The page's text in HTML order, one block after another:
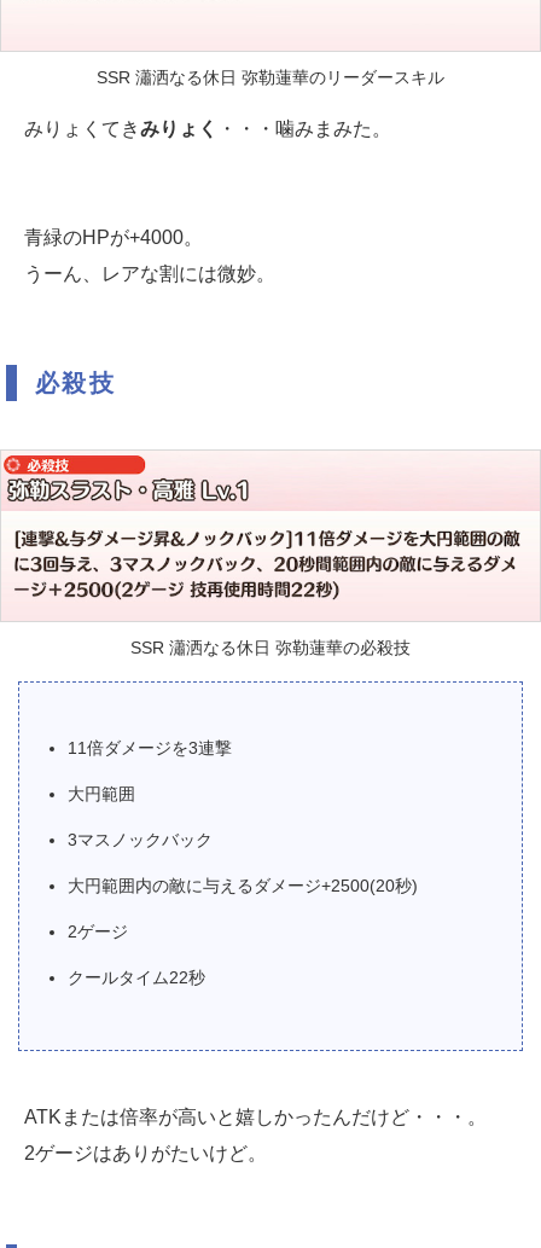
SSR 瀟洒なる休日 弥勒蓮華のリーダースキル
みりょくてきみりょく ・・・噛みまみた。
青緑のHPが+4000。
うーん、レアな割には微妙。
必殺技
SSR 瀟洒なる休日 弥勒蓮華の必殺技
11倍ダメージを3連撃
大円範囲
3マスノックバック
大円範囲内の敵に与えるダメージ+2500(20秒)
2ゲージ
クールタイム22秒
ATKまたは倍率が高いと嬉しかったんだけど・・・。
2ゲージはありがたいけど。